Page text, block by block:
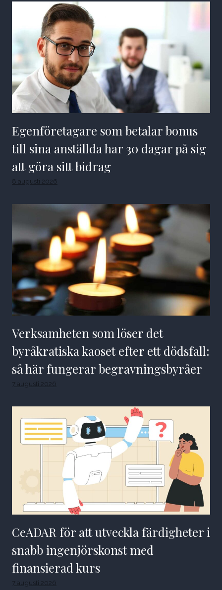
Egenföretagare som betalar bonus
till sina anställda har 30 dagar på sig
att göra sitt bidrag
8 augusti 2026
Verksamheten som löser det
byråkratiska kaoset efter ett dödsfall:
så här fungerar begravningsbyråer
7 augusti 2026
CeADAR för att utveckla färdigheter i
snabb ingenjörskonst med
finansierad kurs
7 augusti 2026